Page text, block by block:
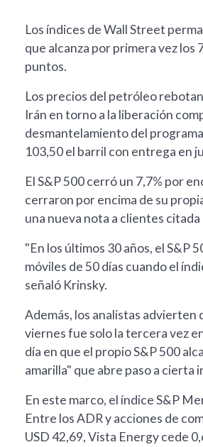
Los índices de Wall Street
que alcanza por primera vez
puntos.
Los precios del petróleo
Irán en torno a la liberación
desmantelamiento del
103,50 el barril con entrega en
El S&P 500 cerró un 7,7% por
cerraron por encima de su
una nueva nota a clientes
"En los últimos 30 años, el S&P
móviles de 50 días cuando el
señaló Krinsky.
Además, los analistas advierten
viernes fue solo la tercera vez
día en que el propio S&P 500
amarilla" que abre paso a
En este marco, el índice S&P
Entre los ADR y acciones de
USD 42,69, Vista Energy cede